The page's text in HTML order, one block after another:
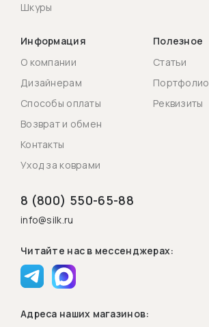
Шкуры
Информация
О компании
Дизайнерам
Способы оплаты
Возврат и обмен
Контакты
Уход за коврами
Полезное
Статьи
Портфолио
Реквизиты
8 (800) 550-65-88
info@silk.ru
Читайте нас в мессенджерах:
Адреса наших магазинов: